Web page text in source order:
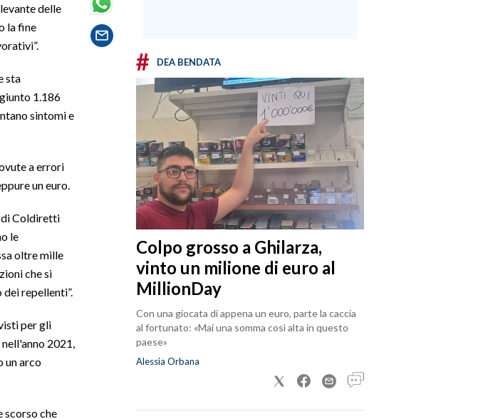
delle
la fine
sta
1.186
sintomi e
a errori
un euro.
di Coldiretti
le
oltre mille
che si
repellenti”.
per gli
2021,
un arco
scorso che
# DEA BENDATA
Colpo grosso a Ghilarza,
vinto un milione di euro al
MillionDay
Con una giocata di appena un euro, parte la caccia
al fortunato: «Mai una somma così alta in questo
paese»
Alessia Orbana